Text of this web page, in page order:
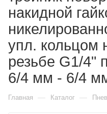
накидной
упл. кольцом
резьбе G1/4"
6/4 мм - 6/4
Главная — Каталог —